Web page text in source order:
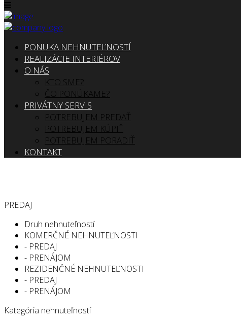
PONUKA NEHNUTEĽNOSTÍ
REALIZÁCIE INTERIÉROV
O NÁS
KTO SME?
ČO PONÚKAME?
PRIVÁTNY SERVIS
POTREBUJEM PREDAŤ
POTREBUJEM KÚPIŤ
POTREBUJEM PORADIŤ
KONTAKT
PREDAJ
Druh nehnuteľností
KOMERČNÉ NEHNUTEĽNOSTI
- PREDAJ
- PRENÁJOM
REZIDENČNÉ NEHNUTEĽNOSTI
- PREDAJ
- PRENÁJOM
Kategória nehnuteľností